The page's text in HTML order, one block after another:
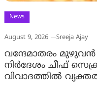
News
August 9, 2026 Sreeja Ajay
വന്ദേമാതരം
നിർദേശം ചീഫ്
വിവാദത്തിൽ